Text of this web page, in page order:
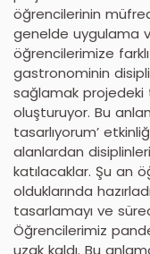
öğrencilerinin
genelde uygulama
öğrencilerimize farklı
gastronominin
sağlamak projedeki
oluşturuyor. Bu
tasarlıyorum’
alanlardan
katılacaklar. Şu an
olduklarında
tasarlamayı ve
Öğrencilerimiz
uzak kaldı. Bu